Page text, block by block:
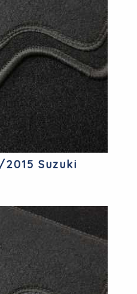
Suzuki